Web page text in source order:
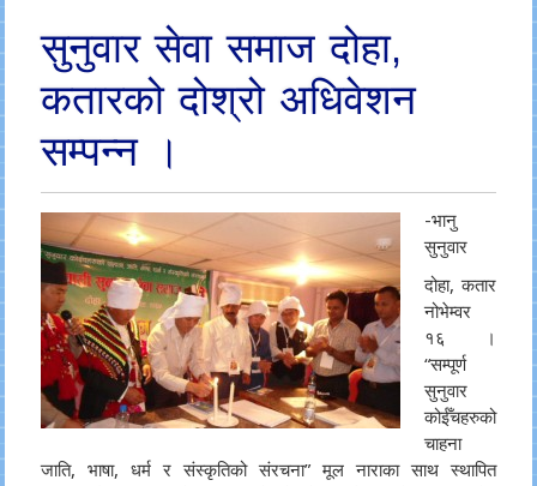
सुनुवार सेवा समाज दोहा,
कतारको दोश्रो अधिवेशन
सम्पन्न ।
-भानु
सुनुवार
दोहा, कतार
नोभेम्वर
१६ ।
“सम्पूर्ण
सुनुवार
कोईँचहरुको
चाहना
जाति, भाषा, धर्म र संस्कृतिको संरचना” मूल नाराका साथ स्थापित